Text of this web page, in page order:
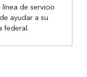
de servicio
ayudar a su
federal.